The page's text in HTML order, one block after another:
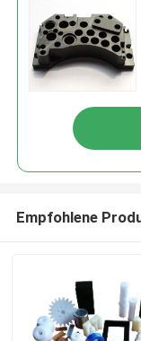
Empfohlene